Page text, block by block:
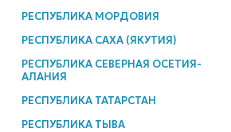
РЕСПУБЛИКА МОРДОВИЯ
РЕСПУБЛИКА САХА (ЯКУТИЯ)
РЕСПУБЛИКА СЕВЕРНАЯ ОСЕТИЯ-
АЛАНИЯ
РЕСПУБЛИКА ТАТАРСТАН
РЕСПУБЛИКА ТЫВА